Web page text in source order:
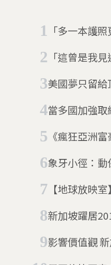
「多一本護
大、歐洲
「這曾是我
守派總統上任
美國夢只留
因斯坦簽證」
當多國加強
國家勞動力
《瘋狂亞洲富豪
象牙小徑：
【地球放映
新加坡躍居
影響價值觀